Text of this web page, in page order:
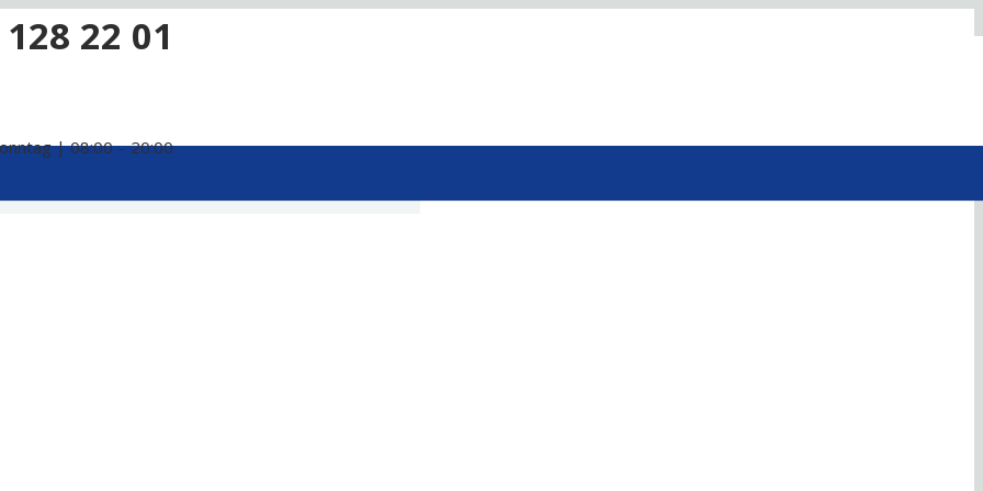
22 01
| 08:00 – 20:00